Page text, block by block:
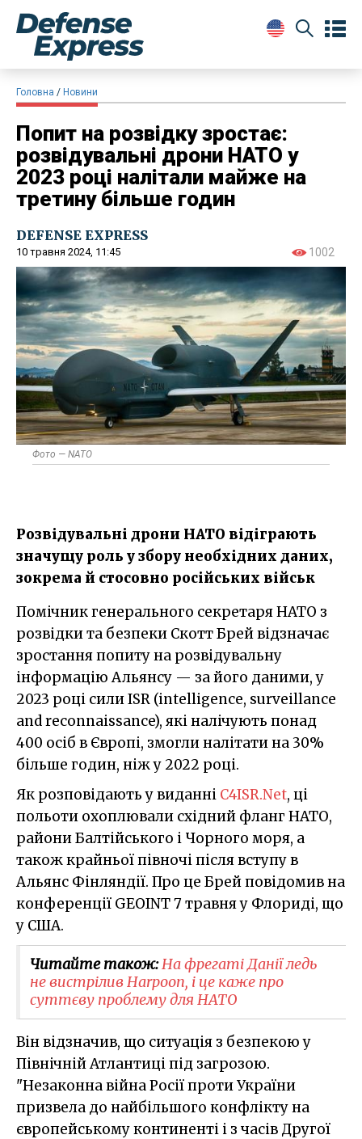
Головна Новини
Попит на розвідку зростає:
розвідувальні дрони НАТО у
2023 році налітали майже на
третину більше годин
DEFENSE EXPRESS
10 травня 2024, 11:45 1002
Фото — NATO
Розвідувальні дрони НАТО відіграють
значущу роль у збору необхідних даних,
зокрема й стосовно російських військ
Помічник генерального секретаря НАТО з
розвідки та безпеки Скотт Брей відзначає
зростання попиту на розвідувальну
інформацію Альянсу — за його даними, у
2023 році сили ISR (intelligence, surveillance
and reconnaissance), які налічують понад
400 осіб в Європі, змогли налітати на 30%
більше годин, ніж у 2022 році.
Як розповідають у виданні C4ISR.Net, ці
польоти охоплювали східний фланг НАТО,
райони Балтійського і Чорного моря, а
також крайньої півночі після вступу в
Альянс Фінляндії. Про це Брей повідомив на
конференції GEOINT 7 травня у Флориді, що
у США.
Читайте також:На фрегаті Данії ледь
не вистрілив Harpoon, і це каже про
суттєву проблему для НАТО
Він відзначив, що ситуація з безпекою у
Північній Атлантиці під загрозою.
"Незаконна війна Росії проти України
призвела до найбільшого конфлікту на
європейському континенті і з часів Другої